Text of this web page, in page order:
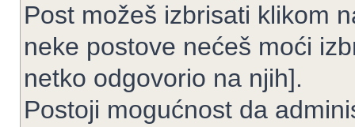
Post možeš izbrisati klikom
neke postove nećeš moći
netko odgovorio na njih].
Postoji mogućnost da